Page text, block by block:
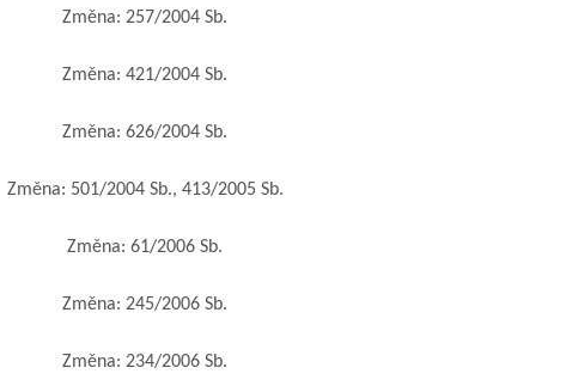
Změna: 257/2004 Sb.
Změna: 421/2004 Sb.
Změna: 626/2004 Sb.
Změna: 501/2004 Sb., 413/2005 Sb.
Změna: 61/2006 Sb.
Změna: 245/2006 Sb.
Změna: 234/2006 Sb.